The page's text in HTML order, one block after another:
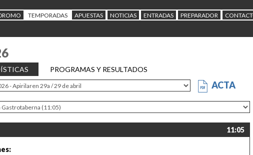
TEMPORADAS APUESTAS NOTICIAS ENTRADAS PREPARADOR
PROGRAMAS Y RESULTADOS
ACTA
11:05